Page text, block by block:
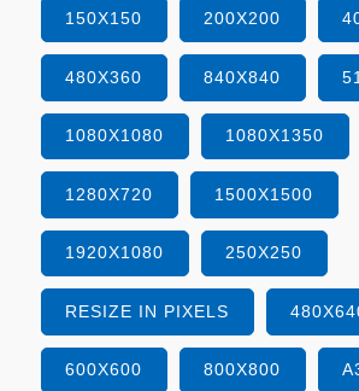
150X150 200X200
480X360 840X840
1080X1080 1080X1350
1280X720 1500X1500
1920X1080 250X250
RESIZE IN PIXELS
600X600 800X800